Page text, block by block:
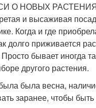
О НОВЫХ
и высаживая
Когда и где
долго приживается
бывает иногда
другого растения.
была весна,
заранее, чтобы